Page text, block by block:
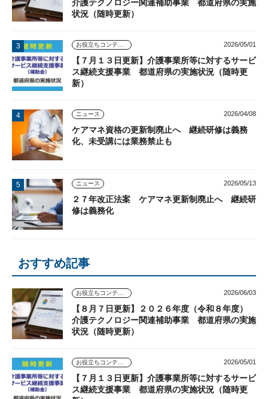
介護テクノロジー関連補助事業 都道府県の実施
状況（随時更新）
2026/05/01
【７月１３日更新】介護事業所等に対するサービ
ス継続支援事業 都道府県の実施状況（随時更
新）
ニュース 2026/04/08
ケアマネ資格の更新制廃止へ 継続研修は義務
化、未受講には業務禁止も
ニュース 2026/05/13
２７年改正法案 ケアマネ更新制廃止へ 継続研
修は義務化
おすすめ記事
2026/06/03
【８月７日更新】２０２６年度（令和８年度）
介護テクノロジー関連補助事業 都道府県の実施
状況（随時更新）
2026/05/01
【７月１３日更新】介護事業所等に対するサービ
ス継続支援事業 都道府県の実施状況（随時更